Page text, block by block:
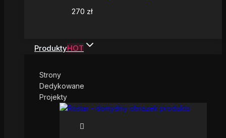
270 zł
ProduktyHOT
Strony
Dedykowane
Projekty